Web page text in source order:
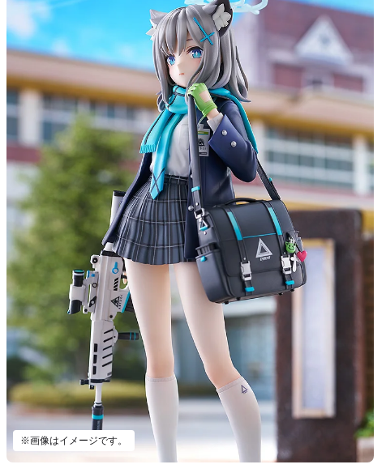
※画像はイメージです。